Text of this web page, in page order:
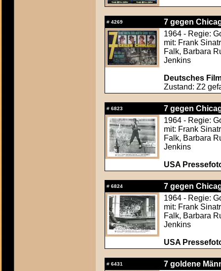
# 4269
7 gegen
1964 - Regie:
mit: Frank
Falk, Barbara
Jenkins
Deutsches
Zustand: Z2
# 6823
7 gegen
1964 - Regie:
mit: Frank
Falk, Barbara
Jenkins
USA
# 6824
7 gegen
1964 - Regie:
mit: Frank
Falk, Barbara
Jenkins
USA
# 6431
7 goldene